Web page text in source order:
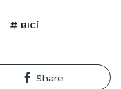
BICÍ
Share